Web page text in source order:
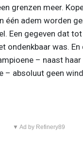
grenzen meer.
één adem worden
Een gegeven dat
ondenkbaar was.
– naast
– absoluut geen
▼ Ad by Refinery89